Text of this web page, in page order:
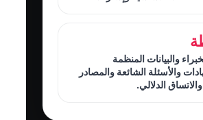
والبيانات المنظمة
والأسئلة الشائعة والمصادر
الدلالي.